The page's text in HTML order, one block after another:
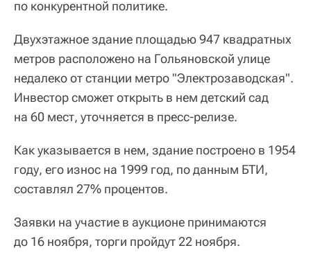
по конкурентной политике.
Двухэтажное здание площадью 947 квадратных
метров расположено на Гольяновской улице
недалеко от станции метро "Электрозаводская".
Инвестор сможет открыть в нем детский сад
на 60 мест, уточняется в пресс-релизе.
Как указывается в нем, здание построено в 1954
году, его износ на 1999 год, по данным БТИ,
составлял 27% процентов.
Заявки на участие в аукционе принимаются
до 16 ноября, торги пройдут 22 ноября.